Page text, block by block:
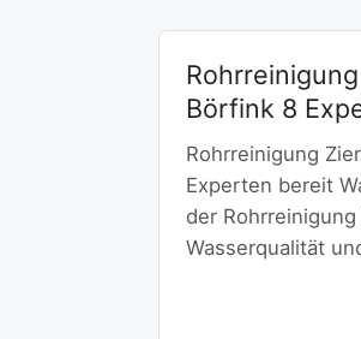
Börfink 8
Rohrreinigung
Experten bereit
der
Wasserqualität